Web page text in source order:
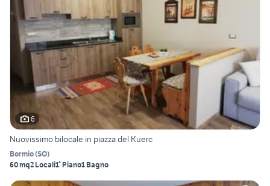
6
Nuovissimo bilocale in piazza del Kuerc
Bormio(SO)
60 mq2 Locali1° Piano1 Bagno